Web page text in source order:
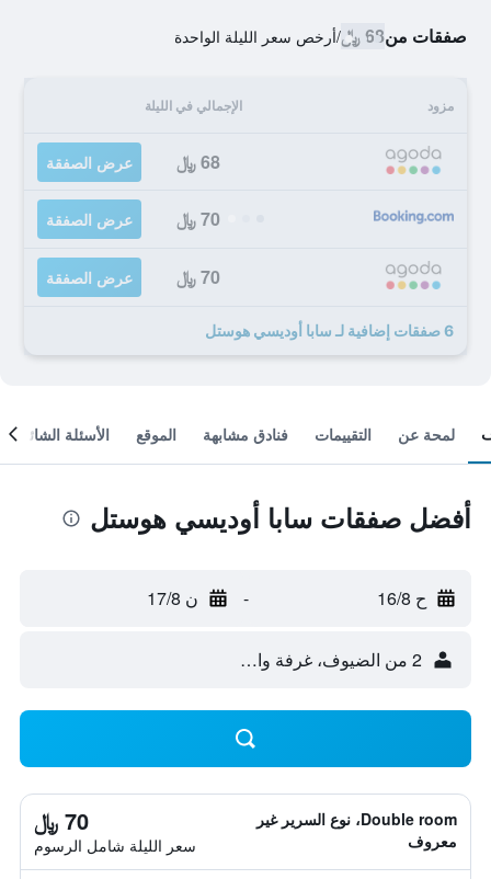
صفقات من68 ﷼ /أرخص سعر الليلة الواحدة
مزود الإجمالي في الليلة
68 ﷼ عرض الصفقة
70 ﷼ عرض الصفقة
70 ﷼ عرض الصفقة
6 صفقات إضافية لـ سابا أوديسي هوستل
لمحة عن التقييمات فنادق مشابهة الموقع الأسئلة الشائعة
أفضل صفقات سابا أوديسي هوستل
ح 16/8 - ن 17/8
2 من الضيوف، غرفة واحدة
Double room، نوع السرير غير
معروف
70 ﷼
سعر الليلة شامل الرسوم